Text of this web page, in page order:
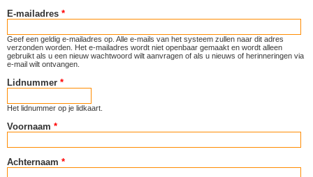
E-mailadres *
Geef een geldig e-mailadres op. Alle e-mails van het systeem zullen naar dit adres
verzonden worden. Het e-mailadres wordt niet openbaar gemaakt en wordt alleen
gebruikt als u een nieuw wachtwoord wilt aanvragen of als u nieuws of herinneringen via
e-mail wilt ontvangen.
Lidnummer *
Het lidnummer op je lidkaart.
Voornaam *
Achternaam *